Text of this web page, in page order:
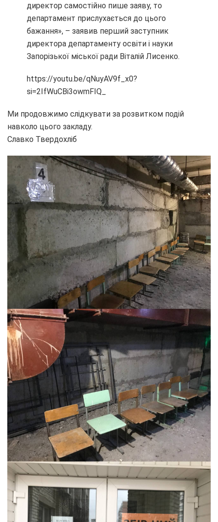
директор самостійно пише заяву, то
департамент прислухається до цього
бажання», – заявив перший заступник
директора департаменту освіти і науки
Запорізької міської ради Віталій Лисенко.
https://youtu.be/qNuyAV9f_x0?
si=2IfWuCBi3owmFIQ_
Ми продовжимо слідкувати за розвитком подій
навколо цього закладу.
Славко Твердохліб